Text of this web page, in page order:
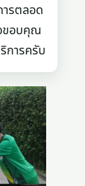
ารตลอด
ขอบคุณ
การครับ